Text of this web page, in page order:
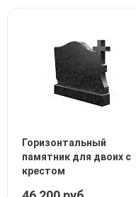
Горизонтальный
памятник для двоих с
крестом